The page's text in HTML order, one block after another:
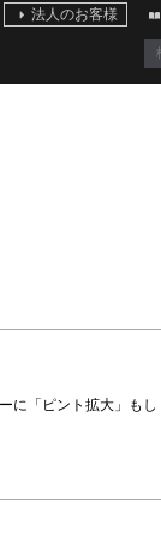
法人のお客様
に「ピント拡大」も